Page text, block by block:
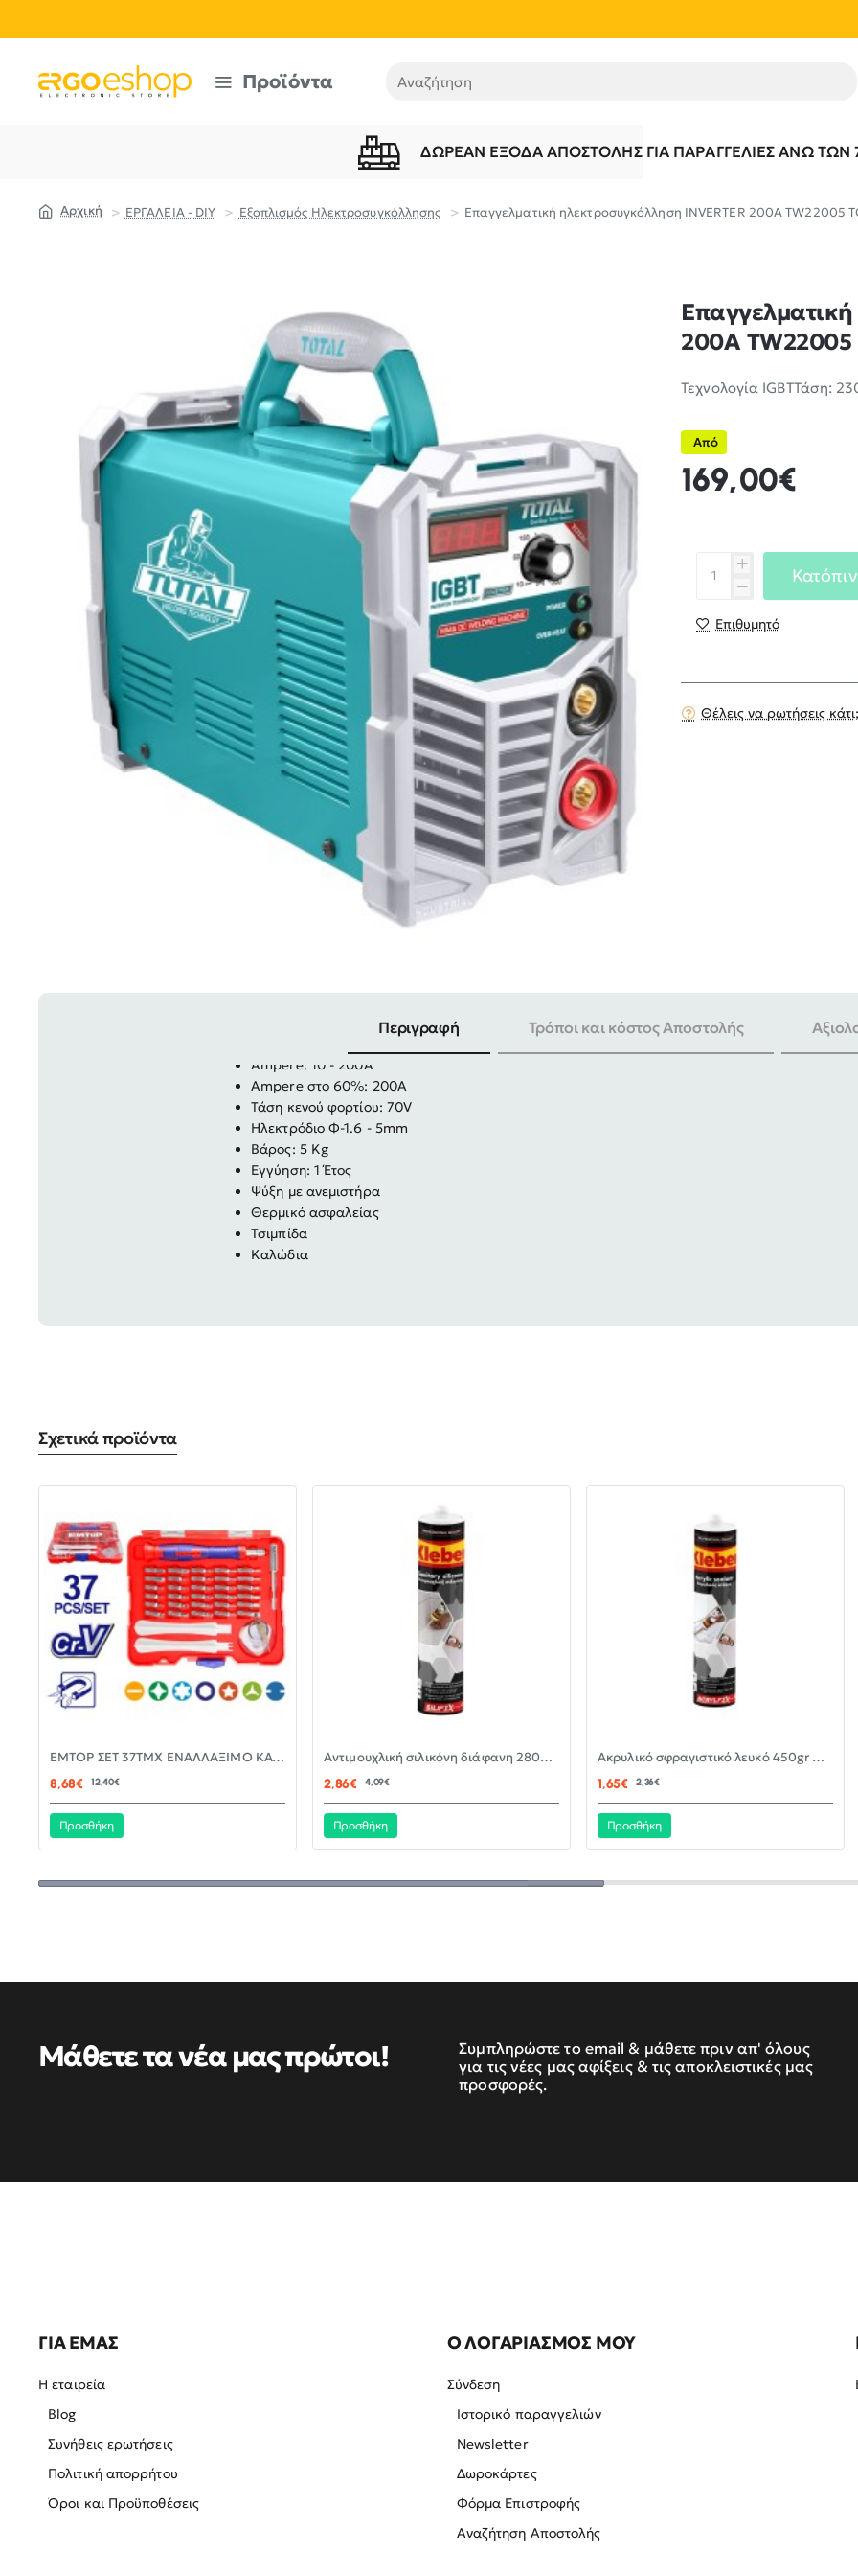
Προϊόντα Αναζήτηση
ΔΩΡΕΆΝ ΈΞΟΔΑ ΑΠΟΣΤΟΛΉΣ ΓΙΑ ΠΑΡΑΓΓΕΛΊΕΣ ΆΝΩ ΤΩΝ
ΕΡΓΑΛΕΙΑ - DIY Εξοπλισμός Ηλεκτροσυγκόλλησης Επαγγελματική ηλεκτροσυγκόλληση INVERTER 200A TW22005
200A TW22005
Τεχνολογία IGBTΤάση:
Από
169,00€
Επιθυμητό
Θέλεις να ρωτήσεις κάτι;
Περιγραφή Τρόποι και κόστος Αποστολής
Ampere: 10 - 200A
Ampere στο 60%: 200Α
Τάση κενού φορτίου: 70V
Ηλεκτρόδιο Φ-1.6 - 5mm
Βάρος: 5 Kg
Εγγύηση: 1 Έτος
Ψύξη με ανεμιστήρα
Θερμικό ασφαλείας
Τσιμπίδα
Καλώδια
Σχετικά προϊόντα
-30%EMTOP ΣΕΤ 37ΤΜΧ ΕΝΑΛΛΑΞΙΜΟ ΚΑΤΣΑΒΙΔΙ ΜΕ ΜΥΤΕΣ EBST03702
8,68€
12,40€
Προσθήκη
-30%Αντιμουχλική σιλικόνη διάφανη 280ml KLEBER
2,86€
4,09€
Προσθήκη
-30%Ακρυλικό σφραγιστικό λευκό 450gr KLEBER
1,65€
2,36€
Προσθήκη
Μάθετε τα νέα μας πρώτοι!
Συμπληρώστε το email & μάθετε πριν απ' όλους
για τις νέες μας αφίξεις & τις αποκλειστικές μας
προσφορές.
ΓΙΑ ΕΜΑΣ
Η εταιρεία
Blog
Συνήθεις ερωτήσεις
Πολιτική απορρήτου
Όροι και Προϋποθέσεις
Ο ΛΟΓΑΡΙΑΣΜΟΣ ΜΟΥ
Σύνδεση
Ιστορικό παραγγελιών
Newsletter
Δωροκάρτες
Φόρμα Επιστροφής
Αναζήτηση Αποστολής